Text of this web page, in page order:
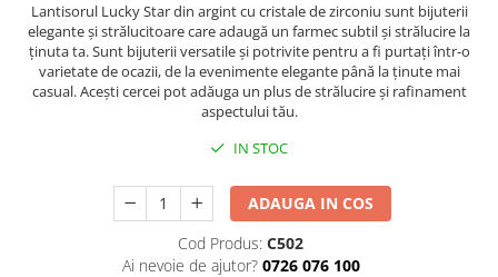
Lantisorul Lucky Star din argint cu cristale de zirconiu sunt bijuterii
elegante și strălucitoare care adaugă un farmec subtil și strălucire la
ținuta ta. Sunt bijuterii versatile și potrivite pentru a fi purtați într-o
varietate de ocazii, de la evenimente elegante până la ținute mai
casual. Acești cercei pot adăuga un plus de strălucire și rafinament
aspectului tău.
IN STOC
ADAUGA IN COS
Cod Produs: C502
Ai nevoie de ajutor? 0726 076 100